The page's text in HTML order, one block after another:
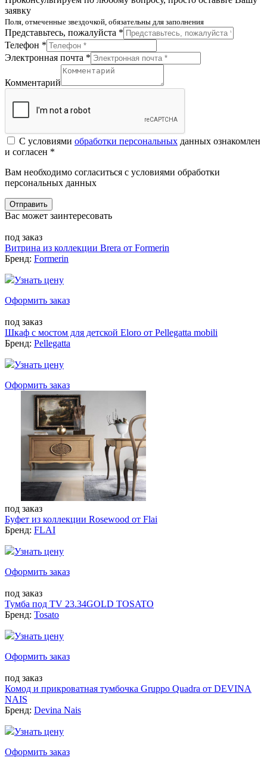
заявку
Поля, отмеченные звездочкой, обязательны для заполнения
Представьтесь, пожалуйста *
Телефон *
Электронная почта *
Комментарий
С условиями обработки персональных данных ознакомлен
и согласен *
Вам необходимо согласиться с условиями обработки
персональных данных
Отправить
Вас может заинтересовать
под заказ
Витрина из коллекции Brera от Formerin
Бренд: Formerin
Узнать цену
Оформить заказ
под заказ
Шкаф с мостом для детской Eloro от Pellegatta mobili
Бренд: Pellegatta
Узнать цену
Оформить заказ
под заказ
Буфет из коллекции Rosewood от Flai
Бренд: FLAI
Узнать цену
Оформить заказ
под заказ
Тумба под TV 23.34GOLD TOSATO
Бренд: Tosato
Узнать цену
Оформить заказ
под заказ
Комод и прикроватная тумбочка Gruppo Quadra от DEVINA
NAIS
Бренд: Devina Nais
Узнать цену
Оформить заказ